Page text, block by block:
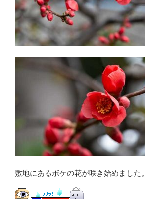
敷地にあるボケの花が咲き始めました。